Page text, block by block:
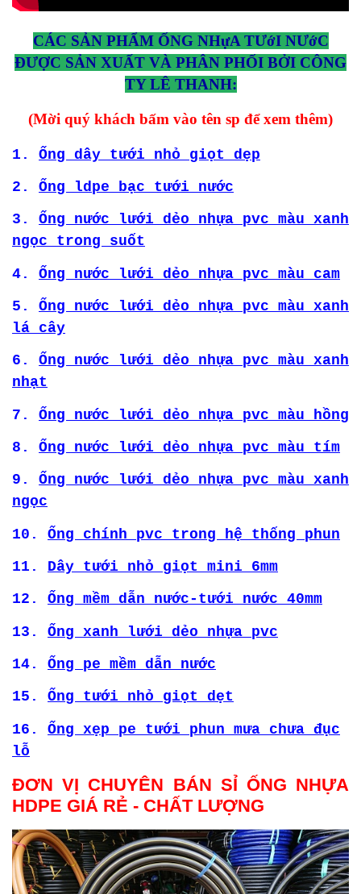
CÁC SẢN PHẨM ỐNG NHựA TƯớI NƯớC
ĐƯỢC SẢN XUẤT VÀ PHÂN PHỐI BỞI CÔNG
TY LÊ THANH:
(Mời quý khách bấm vào tên sp để xem thêm)
1. Ống dây tưới nhỏ giọt dẹp
2. Ống ldpe bạc tưới nước
3. Ống nước lưới dẻo nhựa pvc màu xanh
ngọc trong suốt
4. Ống nước lưới dẻo nhựa pvc màu cam
5. Ống nước lưới dẻo nhựa pvc màu xanh
lá cây
6. Ống nước lưới dẻo nhựa pvc màu xanh
nhạt
7. Ống nước lưới dẻo nhựa pvc màu hồng
8. Ống nước lưới dẻo nhựa pvc màu tím
9. Ống nước lưới dẻo nhựa pvc màu xanh
ngọc
10. Ống chính pvc trong hệ thống phun
11. Dây tưới nhỏ giọt mini 6mm
12. Ống mềm dẫn nước-tưới nước 40mm
13. Ống xanh lưới dẻo nhựa pvc
14. Ống pe mềm dẫn nước
15. Ống tưới nhỏ giọt dẹt
16. Ống xẹp pe tưới phun mưa chưa đục
lỗ
ĐƠN VỊ CHUYÊN BÁN SỈ ỐNG NHỰA
HDPE GIÁ RẺ - CHẤT LƯỢNG